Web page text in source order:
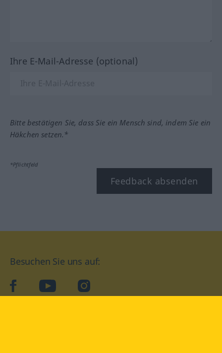
Ihre E-Mail-Adresse (optional)
Bitte bestätigen Sie, dass Sie ein Mensch sind, indem Sie ein
Häkchen setzen.*
*Pflichtfeld
Feedback absenden
Besuchen Sie uns auf:
facebookYouTube Instagram